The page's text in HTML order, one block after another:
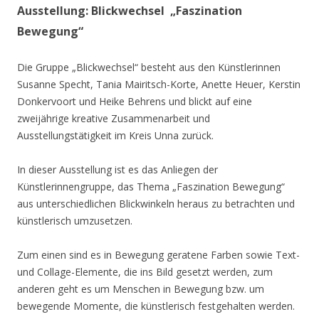
Ausstellung: Blickwechsel „Faszination
Bewegung“
Die Gruppe „Blickwechsel“ besteht aus den Künstlerinnen
Susanne Specht, Tania Mairitsch-Korte, Anette Heuer, Kerstin
Donkervoort und Heike Behrens und blickt auf eine
zweijährige kreative Zusammenarbeit und
Ausstellungstätigkeit im Kreis Unna zurück.
In dieser Ausstellung ist es das Anliegen der
Künstlerinnengruppe, das Thema „Faszination Bewegung“
aus unterschiedlichen Blickwinkeln heraus zu betrachten und
künstlerisch umzusetzen.
Zum einen sind es in Bewegung geratene Farben sowie Text-
und Collage-Elemente, die ins Bild gesetzt werden, zum
anderen geht es um Menschen in Bewegung bzw. um
bewegende Momente, die künstlerisch festgehalten werden.